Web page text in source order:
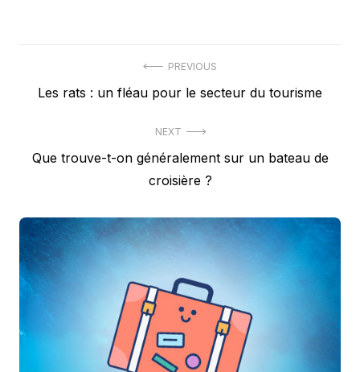
navigation
PREVIOUS
Previous
Les rats : un fléau pour le secteur du tourisme
NEXT
Next
Que trouve-t-on généralement sur un bateau de
croisière ?